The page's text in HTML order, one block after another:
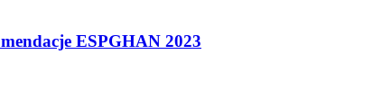
ESPGHAN 2023